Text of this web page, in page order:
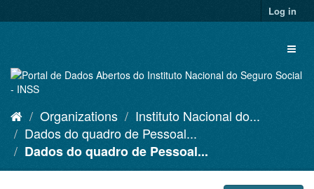
to
Log in
Organizations
Instituto Nacional do...
Dados do quadro de Pessoal...
Dados do quadro de Pessoal...